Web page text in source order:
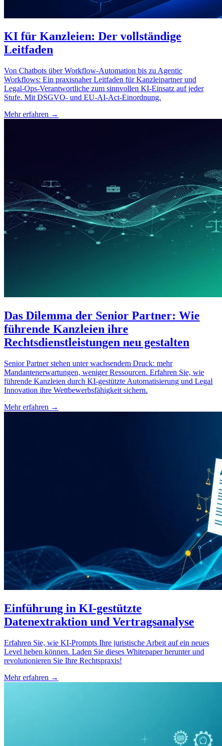
KI für Kanzleien: Der vollständige
Leitfaden
Von Chatbots über Workflow-Automation bis zu Agentic
Workflows: Ein praxisnaher Leitfaden für Kanzleipartner und
Legal-Ops-Verantwortliche zum sinnvollen KI-Einsatz auf jeder
Stufe. Mit DSGVO- und EU-AI-Act-Einordnung.
Mehr erfahren →
Das Dilemma der Senior Partner: Wie
führende Kanzleien ihre
Rechtsdienstleistungen neu gestalten
Senior Partner stehen unter wachsendem Druck: mehr
Mandantenerwartungen, weniger Ressourcen. Erfahren Sie, wie
führende Kanzleien durch KI-gestützte Automatisierung und Legal
Innovation ihre Wettbewerbsfähigkeit sichern.
Mehr erfahren →
Einführung in KI-gestützte
Datenextraktion und Vertragsanalyse
Erfahren Sie, wie KI-Prompts Ihre juristische Arbeit auf ein neues
Level heben können. Laden Sie dieses Whitepaper herunter und
revolutionieren Sie Ihre Rechtspraxis!
Mehr erfahren →